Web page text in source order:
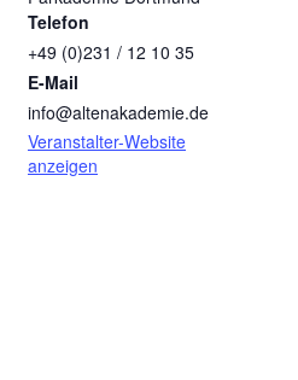
Telefon
+49 (0)231 / 12 10 35
E-Mail
info@altenakademie.de
Veranstalter-Website
anzeigen